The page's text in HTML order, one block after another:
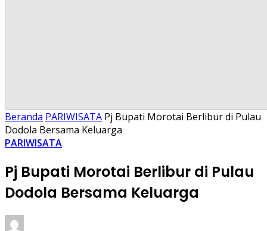
Beranda PARIWISATA Pj Bupati Morotai Berlibur di Pulau
Dodola Bersama Keluarga
PARIWISATA
Pj Bupati Morotai Berlibur di Pulau
Dodola Bersama Keluarga